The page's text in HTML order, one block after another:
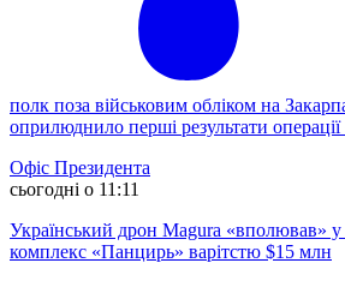
полк поза військовим обліком на
оприлюднило перші результати
Офіс Президента
сьогодні о 11:11
Український дрон Magura «вполював»
комплекс «Панцирь» варітстю $15 млн